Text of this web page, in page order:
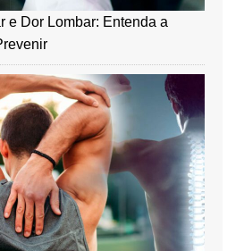
e Dor Lombar: Entenda a